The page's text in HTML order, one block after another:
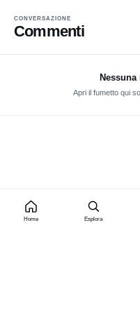
CONVERSAZIONE
Commenti
Apri il fumetto qui
Home Esplora